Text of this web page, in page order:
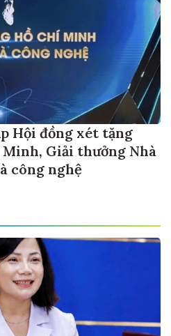
Hội đồng xét tặng
Giải thưởng Nhà
công nghệ